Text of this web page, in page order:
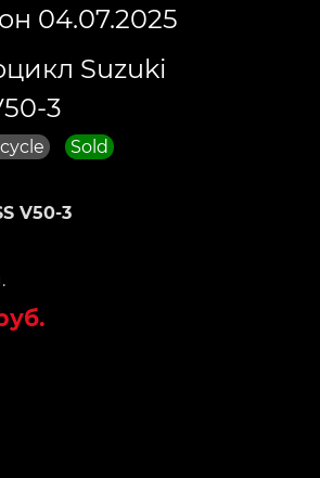
04.07.2025
Suzuki
3
Sold
V50-3